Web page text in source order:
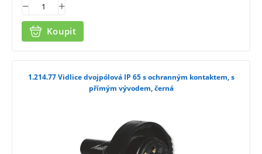
Koupit
1.214.77 Vidlice dvojpólová IP 65 s ochranným kontaktem, s
přímým vývodem, černá